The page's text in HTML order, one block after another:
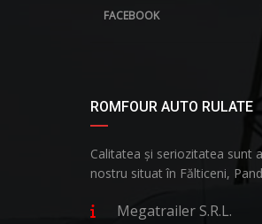
FACEBOOK
ROMFOUR AUTO RULATE
Calitatea și seriozitatea sunt
nostru situat în Fălticeni,
Megatrailer S.R.L.